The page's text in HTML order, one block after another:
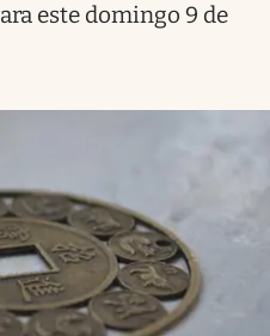
este domingo 9 de